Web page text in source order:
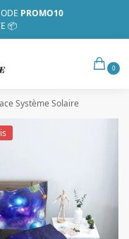
PROMO10
📦
0
Système Solaire